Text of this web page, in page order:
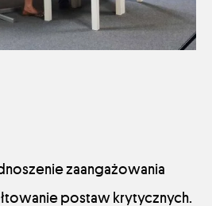
zaangażowania
postaw krytycznych.